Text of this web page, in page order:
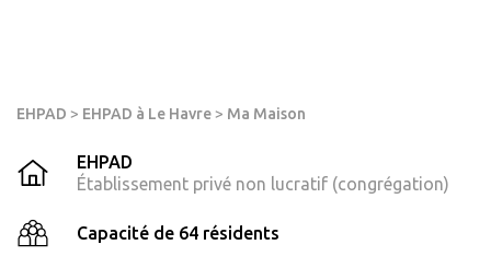
EHPAD > EHPAD à Le Havre > Ma Maison
EHPAD
Établissement privé non lucratif (congrégation)
Capacité de 64 résidents